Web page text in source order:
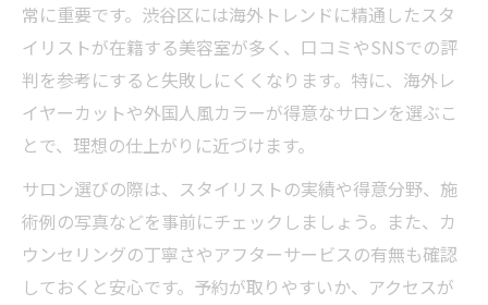
常に重要です。渋谷区には海外トレンドに精通したスタ
イリストが在籍する美容室が多く、口コミやSNSでの評
判を参考にすると失敗しにくくなります。特に、海外レ
イヤーカットや外国人風カラーが得意なサロンを選ぶこ
とで、理想の仕上がりに近づけます。
サロン選びの際は、スタイリストの実績や得意分野、施
術例の写真などを事前にチェックしましょう。また、カ
ウンセリングの丁寧さやアフターサービスの有無も確認
しておくと安心です。予約が取りやすいか、アクセスが